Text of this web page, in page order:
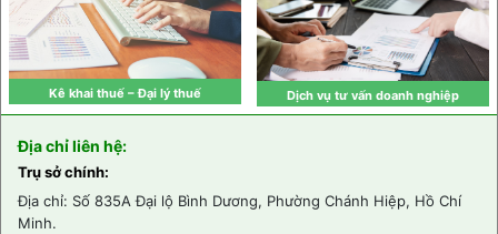
Kê khai thuế – Đại lý thuế Dịch vụ tư vấn doanh nghiệp
Địa chỉ liên hệ:
Trụ sở chính:
Địa chỉ: Số 835A Đại lộ Bình Dương, Phường Chánh Hiệp, Hồ Chí
Minh.